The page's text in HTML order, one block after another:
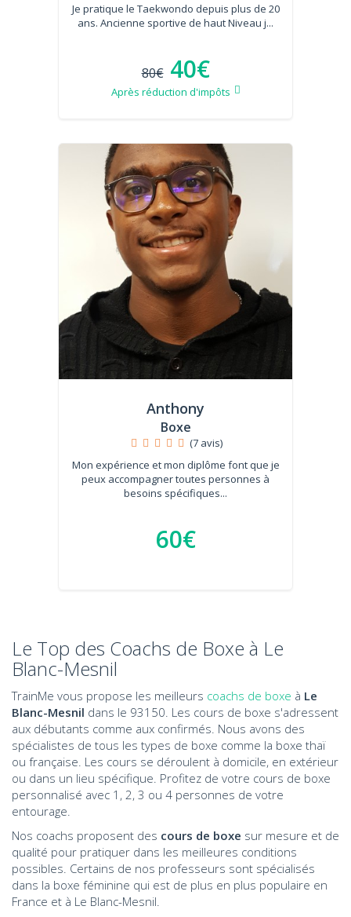
Je pratique le Taekwondo depuis plus de 20
ans. Ancienne sportive de haut Niveau j...
80€ 40€
Après réduction d'impôts
Anthony
Boxe
(7 avis)
Mon expérience et mon diplôme font que je
peux accompagner toutes personnes à
besoins spécifiques...
60€
Le Top des Coachs de Boxe à Le
Blanc-Mesnil
TrainMe vous propose les meilleurs coachs de boxe à Le
Blanc-Mesnil dans le 93150. Les cours de boxe s'adressent
aux débutants comme aux confirmés. Nous avons des
spécialistes de tous les types de boxe comme la boxe thaï
ou française. Les cours se déroulent à domicile, en extérieur
ou dans un lieu spécifique. Profitez de votre cours de boxe
personnalisé avec 1, 2, 3 ou 4 personnes de votre
entourage.
Nos coachs proposent des cours de boxe sur mesure et de
qualité pour pratiquer dans les meilleures conditions
possibles. Certains de nos professeurs sont spécialisés
dans la boxe féminine qui est de plus en plus populaire en
France et à Le Blanc-Mesnil.